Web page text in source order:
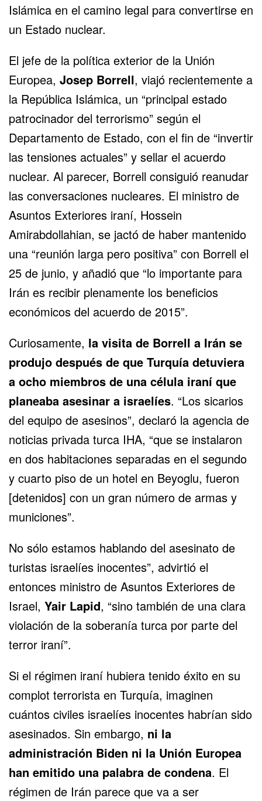
Islámica en el camino legal para convertirse en
un Estado nuclear.
El jefe de la política exterior de la Unión
Europea, Josep Borrell, viajó recientemente a
la República Islámica, un “principal estado
patrocinador del terrorismo” según el
Departamento de Estado, con el fin de “invertir
las tensiones actuales” y sellar el acuerdo
nuclear. Al parecer, Borrell consiguió reanudar
las conversaciones nucleares. El ministro de
Asuntos Exteriores iraní, Hossein
Amirabdollahian, se jactó de haber mantenido
una “reunión larga pero positiva” con Borrell el
25 de junio, y añadió que “lo importante para
Irán es recibir plenamente los beneficios
económicos del acuerdo de 2015”.
Curiosamente, la visita de Borrell a Irán se
produjo después de que Turquía detuviera
a ocho miembros de una célula iraní que
planeaba asesinar a israelíes. “Los sicarios
del equipo de asesinos”, declaró la agencia de
noticias privada turca IHA, “que se instalaron
en dos habitaciones separadas en el segundo
y cuarto piso de un hotel en Beyoglu, fueron
[detenidos] con un gran número de armas y
municiones”.
No sólo estamos hablando del asesinato de
turistas israelíes inocentes”, advirtió el
entonces ministro de Asuntos Exteriores de
Israel, Yair Lapid, “sino también de una clara
violación de la soberanía turca por parte del
terror iraní”.
Si el régimen iraní hubiera tenido éxito en su
complot terrorista en Turquía, imaginen
cuántos civiles israelíes inocentes habrían sido
asesinados. Sin embargo, ni la
administración Biden ni la Unión Europea
han emitido una palabra de condena. El
régimen de Irán parece que va a ser